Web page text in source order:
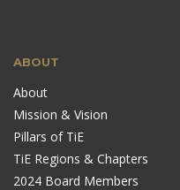
ABOUT
About
Mission & Vision
Pillars of TiE
TiE Regions & Chapters
2024 Board Members